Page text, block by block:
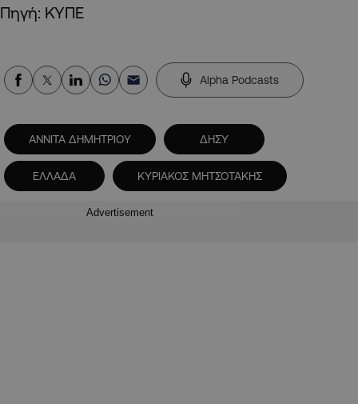
Πηγή: ΚΥΠΕ
Alpha Podcasts
ΑΝΝΙΤΑ ΔΗΜΗΤΡΙΟΥ ΔΗΣΥ
ΕΛΛΑΔΑ ΚΥΡΙΑΚΟΣ ΜΗΤΣΟΤΑΚΗΣ
Advertisement